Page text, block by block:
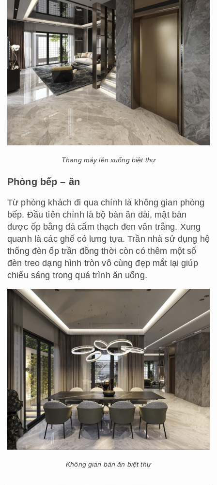
Thang máy lên xuống biệt thự
Phòng bếp – ăn
Từ phòng khách đi qua chính là không gian phòng
bếp. Đầu tiên chính là bộ bàn ăn dài, mặt bàn
được ốp bằng đá cẩm thạch đen vân trắng. Xung
quanh là các ghế có lưng tựa. Trần nhà sử dụng hệ
thống đèn ốp trần đồng thời còn có thêm một số
đèn treo dạng hình tròn vô cùng đẹp mắt lại giúp
chiếu sáng trong quá trình ăn uống.
Không gian bàn ăn biệt thự